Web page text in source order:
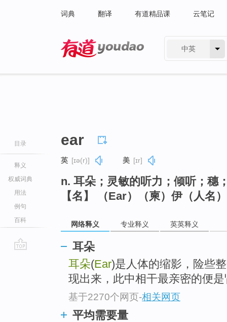
词典 翻译 有道精品课 云笔记
中英
目录
释义
权威词典
用法
例句
百科
ear
英 [ɪə(r)] 美 [ɪr]
n. 耳朵；灵敏的听力；倾听；穗
【名】 （Ear）（柬）伊（人名）
网络释义 专业释义 英英释义
耳朵
耳朵(Ear)是人体的缩影，险些
现出来，此中相干最亲密的便
基于2270个网页-相关网页
平均需要量